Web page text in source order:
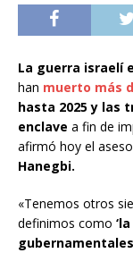
La guerra israelí
han muerto más
hasta 2025 y las
enclave a fin de
afirmó hoy el
Hanegbi.
«Tenemos otros
definimos como